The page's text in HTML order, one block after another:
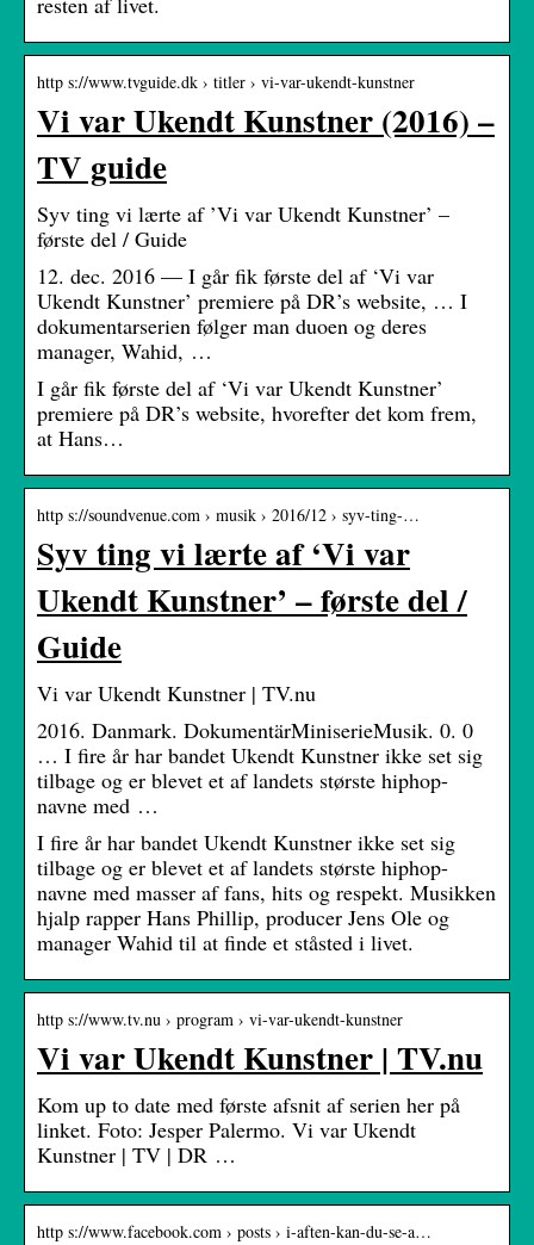
http s://www.tvguide.dk › titler › vi-var-ukendt-kunstner
Vi var Ukendt Kunstner (2016) –
TV guide
Syv ting vi lærte af ’Vi var Ukendt Kunstner’ –
første del / Guide
12. dec. 2016 — I går fik første del af ‘Vi var
Ukendt Kunstner’ premiere på DR’s website, … I
dokumentarserien følger man duoen og deres
manager, Wahid, …
I går fik første del af ‘Vi var Ukendt Kunstner’
premiere på DR’s website, hvorefter det kom frem,
at Hans…
http s://soundvenue.com › musik › 2016/12 › syv-ting-…
Syv ting vi lærte af ‘Vi var
Ukendt Kunstner’ – første del /
Guide
Vi var Ukendt Kunstner | TV.nu
2016. Danmark. DokumentärMiniserieMusik. 0. 0
… I fire år har bandet Ukendt Kunstner ikke set sig
tilbage og er blevet et af landets største hiphop-
navne med …
I fire år har bandet Ukendt Kunstner ikke set sig
tilbage og er blevet et af landets største hiphop-
navne med masser af fans, hits og respekt. Musikken
hjalp rapper Hans Phillip, producer Jens Ole og
manager Wahid til at finde et ståsted i livet.
http s://www.tv.nu › program › vi-var-ukendt-kunstner
Vi var Ukendt Kunstner | TV.nu
Kom up to date med første afsnit af serien her på
linket. Foto: Jesper Palermo. Vi var Ukendt
Kunstner | TV | DR …
http s://www.facebook.com › posts › i-aften-kan-du-se-a…